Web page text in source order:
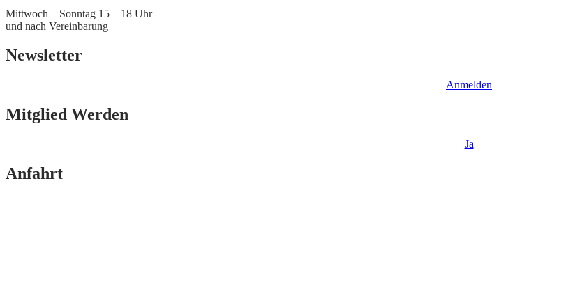
Mittwoch – Sonntag 15 – 18 Uhr
und nach Vereinbarung
Newsletter
Anmelden
Mitglied Werden
Ja
Anfahrt